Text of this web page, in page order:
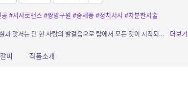
#서사로맨스#쌍방구원 #중세풍#정치서사#차분한서술
소개: 전설이 되어버린 현자, 그리고 폐허로 남은 탑. 잊힌 진실과 맞서는 단 한 사람의 발걸음으로 탑에서 모든 것이 시작되었으며, 탑에서 다시 시작될 것이다.
더보기
피 작품소개